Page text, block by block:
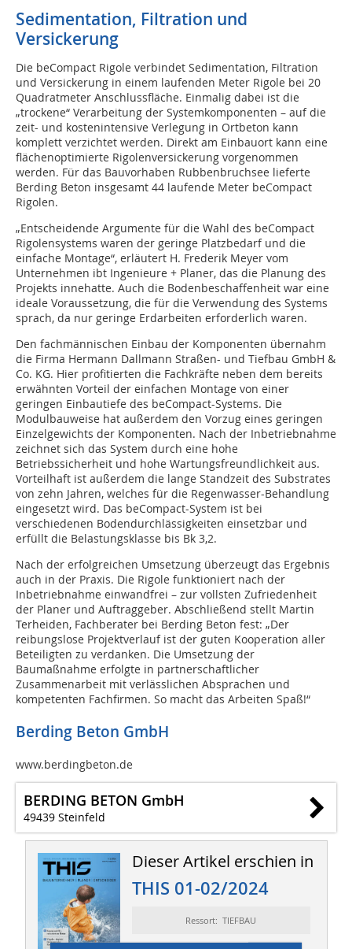
Sedimentation, Filtration und
Versickerung
Die beCompact Rigole verbindet Sedimentation, Filtration
und Versickerung in einem laufenden Meter Rigole bei 20
Quadratmeter Anschlussfläche. Einmalig dabei ist die
„trockene“ Verarbeitung der Systemkomponenten – auf die
zeit- und kostenintensive Verlegung in Ortbeton kann
komplett verzichtet werden. Direkt am Einbauort kann eine
flächenoptimierte Rigolenversickerung vorgenommen
werden. Für das Bauvorhaben Rubbenbruchsee lieferte
Berding Beton insgesamt 44 laufende Meter beCompact
Rigolen.
„Entscheidende Argumente für die Wahl des beCompact
Rigolensystems waren der geringe Platzbedarf und die
einfache Montage“, erläutert H. Frederik Meyer vom
Unternehmen ibt Ingenieure + Planer, das die Planung des
Projekts innehatte. Auch die Bodenbeschaffenheit war eine
ideale Voraussetzung, die für die Verwendung des Systems
sprach, da nur geringe Erdarbeiten erforderlich waren.
Den fachmännischen Einbau der Komponenten übernahm
die Firma Hermann Dallmann Straßen- und Tiefbau GmbH &
Co. KG. Hier profitierten die Fachkräfte neben dem bereits
erwähnten Vorteil der einfachen Montage von einer
geringen Einbautiefe des beCompact-Systems. Die
Modulbauweise hat außerdem den Vorzug eines geringen
Einzelgewichts der Komponenten. Nach der Inbetriebnahme
zeichnet sich das System durch eine hohe
Betriebssicherheit und hohe Wartungsfreundlichkeit aus.
Vorteilhaft ist außerdem die lange Standzeit des Substrates
von zehn Jahren, welches für die Regenwasser-Behandlung
eingesetzt wird. Das beCompact-System ist bei
verschiedenen Bodendurchlässigkeiten einsetzbar und
erfüllt die Belastungsklasse bis Bk 3,2.
Nach der erfolgreichen Umsetzung überzeugt das Ergebnis
auch in der Praxis. Die Rigole funktioniert nach der
Inbetriebnahme einwandfrei – zur vollsten Zufriedenheit
der Planer und Auftraggeber. Abschließend stellt Martin
Terheiden, Fachberater bei Berding Beton fest: „Der
reibungslose Projektverlauf ist der guten Kooperation aller
Beteiligten zu verdanken. Die Umsetzung der
Baumaßnahme erfolgte in partnerschaftlicher
Zusammenarbeit mit verlässlichen Absprachen und
kompetenten Fachfirmen. So macht das Arbeiten Spaß!“
Berding Beton GmbH
www.berdingbeton.de
BERDING BETON GmbH
49439 Steinfeld
Dieser Artikel erschien in
THIS 01-02/2024
Ressort: TIEFBAU